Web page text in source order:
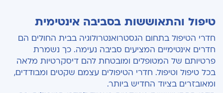
טיפול והתאוששות בסביבה אינטימית
חדרי הטיפול בתחום הגסטרואנטרולוגיה בבית החולים הם
חדרים אינטימיים המציעים סביבה נעימה. כך נשמרת
פרטיותם של המטופלים ומובטחת להם דיסקרטיות מלאה
בכל טיפול וטיפול. חדרי הטיפולים עצמם שקטים ומבודדים,
ומאובזרים בציוד החדיש ביותר.